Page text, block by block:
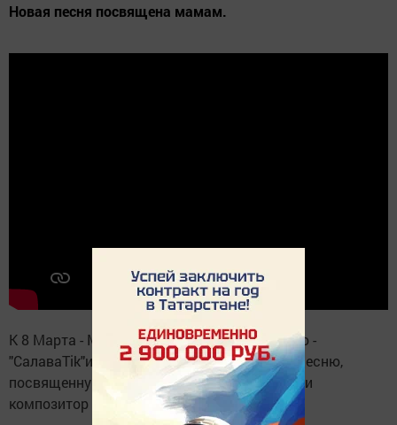
Новая песня посвящена мамам.
К 8 Марта - Международному женскому дню -
"СалаваTik"и приготовили подарок - новую песню,
посвященную всем мамам на земле. Автор и
композитор песни - Ильсур Хуснутдинов.